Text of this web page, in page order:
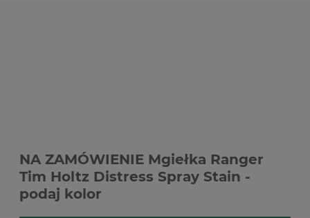
NA ZAMÓWIENIE Mgiełka Ranger
Tim Holtz Distress Spray Stain -
podaj kolor